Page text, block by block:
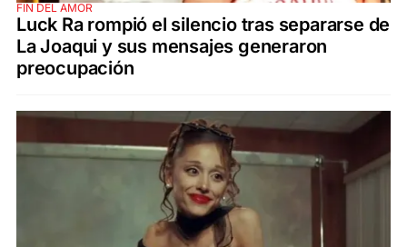
FIN DEL AMOR
Luck Ra rompió el silencio tras separarse de
La Joaqui y sus mensajes generaron
preocupación